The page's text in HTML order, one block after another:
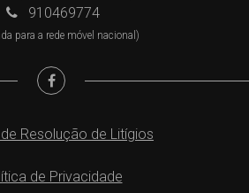
910469774
para a rede móvel nacional)
Resolução de Litígios
de Privacidade